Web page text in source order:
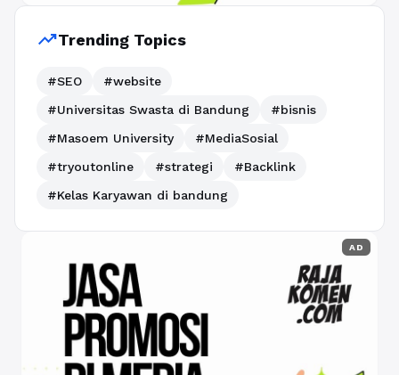
trending_upTrending Topics
#SEO
#website
#Universitas Swasta di Bandung
#bisnis
#Masoem University
#MediaSosial
#tryoutonline
#strategi
#Backlink
#Kelas Karyawan di bandung
AD